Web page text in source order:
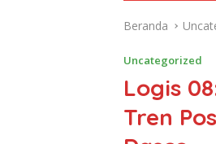
Beranda
Uncategorized
Logis
Tren